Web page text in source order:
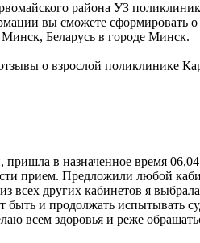
района УЗ
вы сможете сформировать
Беларусь в городе Минск.
о взрослой поликлинике
в назначенное время
прием. Предложили любой
других кабинетов я
и продолжать испытывать
всем здоровья и реже